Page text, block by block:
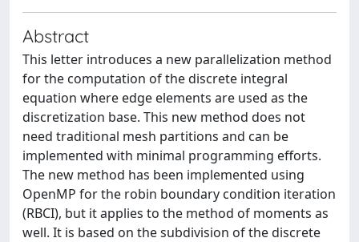
Abstract
This letter introduces a new parallelization method
for the computation of the discrete integral
equation where edge elements are used as the
discretization base. This new method does not
need traditional mesh partitions and can be
implemented with minimal programming efforts.
The new method has been implemented using
OpenMP for the robin boundary condition iteration
(RBCI), but it applies to the method of moments as
well. It is based on the subdivision of the discrete